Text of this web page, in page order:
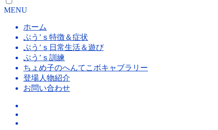
MENU
ホーム
ぷう’ｓ特徴＆症状
ぷう’ｓ日常生活＆遊び
ぷう’ｓ訓練
ちょめ子のへんてこボキャブラリー
登場人物紹介
お問い合わせ